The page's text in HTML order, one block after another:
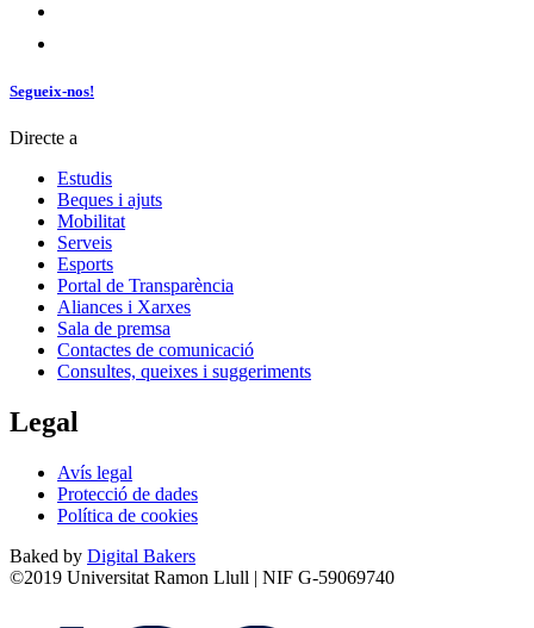
Segueix-nos!
Directe a
Estudis
Beques i ajuts
Mobilitat
Serveis
Esports
Portal de Transparència
Aliances i Xarxes
Sala de premsa
Contactes de comunicació
Consultes, queixes i suggeriments
Legal
Avís legal
Protecció de dades
Política de cookies
Baked by Digital Bakers
©2019 Universitat Ramon Llull | NIF G-59069740